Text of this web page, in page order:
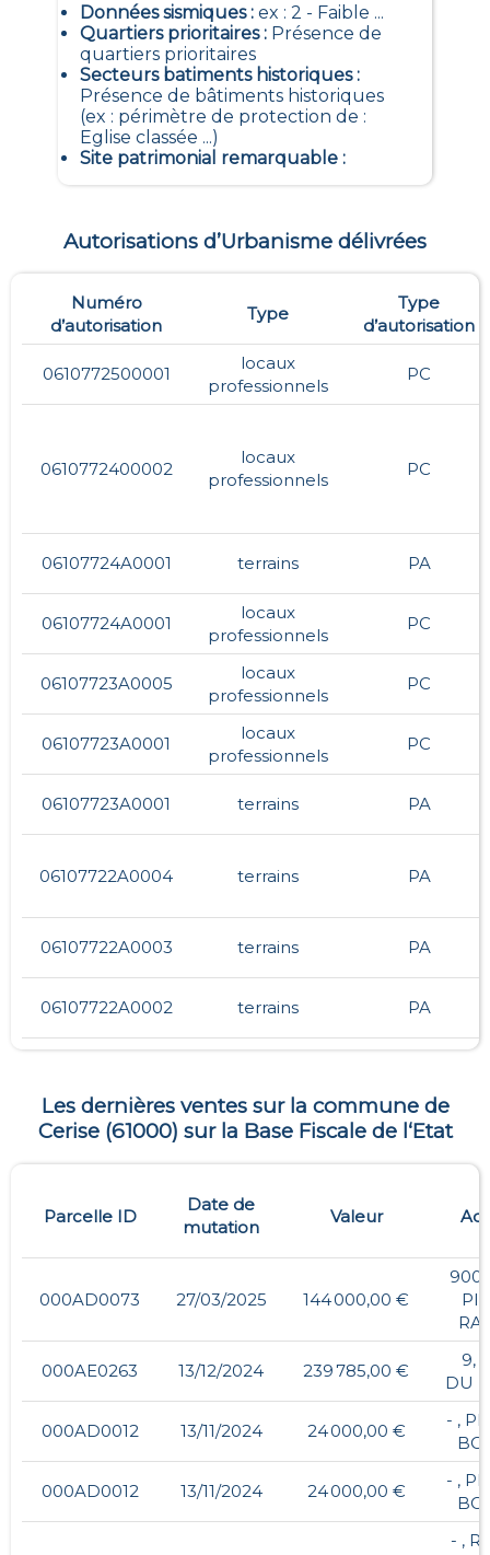
Données sismiques: ex : 2 - Faible ...
Quartiers prioritaires: Présence de
quartiers prioritaires
Secteurs batiments historiques:
Présence de bâtiments historiques
(ex : périmètre de protection de :
Eglise classée ...)
Site patrimonial remarquable:
Autorisations d’Urbanisme délivrées
Numéro
d’autorisation
Type
Type
d’autorisation
0610772500001
locaux
professionnels
PC
0610772400002
locaux
professionnels
PC
06107724A0001 terrains PA
06107724A0001
locaux
professionnels
PC
06107723A0005
locaux
professionnels
PC
06107723A0001
locaux
professionnels
PC
06107723A0001 terrains PA
06107722A0004 terrains PA
06107722A0003 terrains PA
06107722A0002 terrains PA
Les dernières ventes sur la commune de
Cerise(61000) sur la Base Fiscale de l‘Etat
Parcelle ID
Date de
mutation
Valeur
000AD0073 27/03/2025 144 000,00 €
000AE0263 13/12/2024 239 785,00 €
9,
DU
000AD0012 13/11/2024 24 000,00 €
- ,
000AD0012 13/11/2024 24 000,00 €
- ,
- ,